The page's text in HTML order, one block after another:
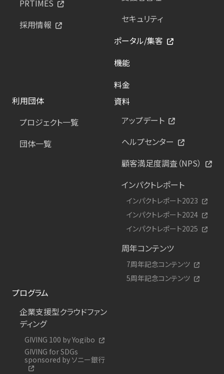
PRTIMES
採用情報
セキュリティ
ポータル/集客
機能
料金
利用団体
プロジェクト一覧
団体一覧
資料
アップデート
ヘルプセンター
顧客満足度調査（NPS）
インパクトレポート
インパクトレポート2023
インパクトレポート2024
インパクトレポート2025
周年コンテンツ
7周年記念コンテンツ
5周年記念コンテンツ
プログラム
企業支援型クラウドファン
ディング
GIVING 100 by Yogibo
GIVING for SDGs
sponsored by ソニー銀行